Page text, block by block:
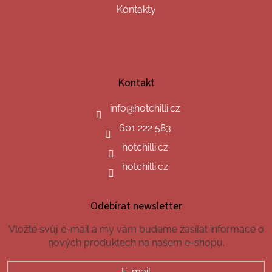
Kontakty
Kontakt
info@hotchilli.cz
601 222 583
hotchilli.cz
hotchilli.cz
Odebírat newsletter
Vložte svůj e-mail a my vám budeme zasílat informace o
nových produktech na našem e-shopu.